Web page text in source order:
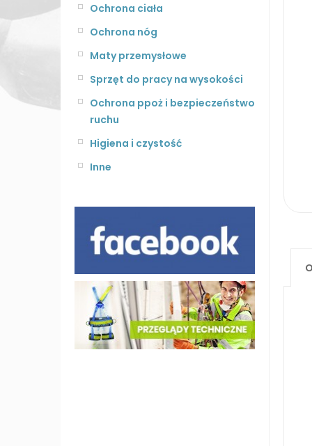
Ochrona ciała
Ochrona nóg
Maty przemysłowe
Sprzęt do pracy na wysokości
Ochrona ppoż i bezpieczeństwo
ruchu
Higiena i czystość
Inne